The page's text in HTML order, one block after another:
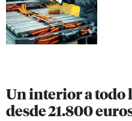
Un interior a todo
desde 21.800